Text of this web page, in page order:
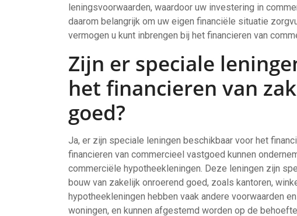
leningsvoorwaarden, waardoor uw investering in
daarom belangrijk om uw eigen financiële situatie
vermogen u kunt inbrengen bij het financieren van
Zijn er speciale
het financieren van
goed?
Ja, er zijn speciale leningen beschikbaar voor het
financieren van commercieel vastgoed kunnen
commerciële hypotheekleningen. Deze leningen zijn
bouw van zakelijk onroerend goed, zoals kantoren,
hypotheekleningen hebben vaak andere voorwaarden
woningen, en kunnen afgestemd worden op de